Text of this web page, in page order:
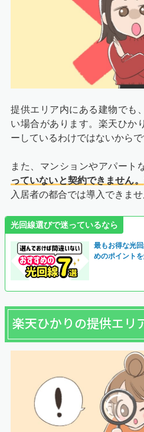
提供エリア内にある建物でも
い場合があります。楽天ひか
ーしているわけではないからで
また、マンションやアパート
っていないと契約できません。
入居者の都合では導入できませ
光回線選びで迷っているなら
最もお得な光
めのポイント
楽天ひかりの提供エリ